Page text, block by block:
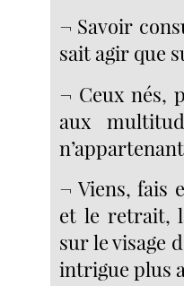
¬ Savoir
sait agir que
¬ Ceux nés,
aux
¬ Viens, fais
et le retrait,
sur le visage
intrigue plus